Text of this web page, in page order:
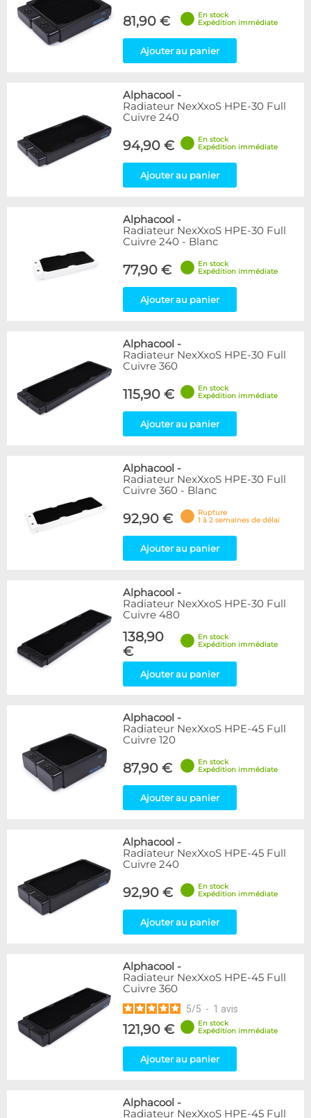
81,90 €
En stock
Expédition immédiate
Ajouter au panier
Alphacool -
Radiateur NexXxoS HPE-30 Full
Cuivre 240
94,90 €
En stock
Expédition immédiate
Ajouter au panier
Alphacool -
Radiateur NexXxoS HPE-30 Full
Cuivre 240 - Blanc
77,90 €
En stock
Expédition immédiate
Ajouter au panier
Alphacool -
Radiateur NexXxoS HPE-30 Full
Cuivre 360
115,90 €
En stock
Expédition immédiate
Ajouter au panier
Alphacool -
Radiateur NexXxoS HPE-30 Full
Cuivre 360 - Blanc
92,90 €
Rupture
1 à 2 semaines de délai
Ajouter au panier
Alphacool -
Radiateur NexXxoS HPE-30 Full
Cuivre 480
138,90
€
En stock
Expédition immédiate
Ajouter au panier
Alphacool -
Radiateur NexXxoS HPE-45 Full
Cuivre 120
87,90 €
En stock
Expédition immédiate
Ajouter au panier
Alphacool -
Radiateur NexXxoS HPE-45 Full
Cuivre 240
92,90 €
En stock
Expédition immédiate
Ajouter au panier
Alphacool -
Radiateur NexXxoS HPE-45 Full
Cuivre 360
5/5 - 1 avis
121,90 €
En stock
Expédition immédiate
Ajouter au panier
Alphacool -
Radiateur NexXxoS HPE-45 Full